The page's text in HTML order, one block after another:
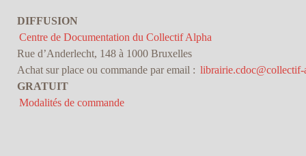
DIFFUSION
Centre de Documentation du Collectif Alpha
Rue d’Anderlecht, 148 à 1000 Bruxelles
Achat sur place ou commande par email : librairie.cdoc@collectif-
GRATUIT
Modalités de commande